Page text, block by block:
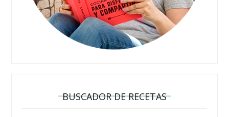
BUSCADOR DE RECETAS